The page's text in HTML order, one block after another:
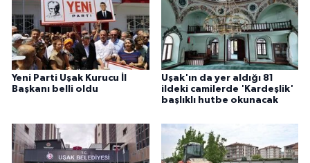
Yeni Parti Uşak Kurucu İl
Başkanı belli oldu
Uşak'ın da yer aldığı 81
ildeki camilerde 'Kardeşlik'
başlıklı hutbe okunacak